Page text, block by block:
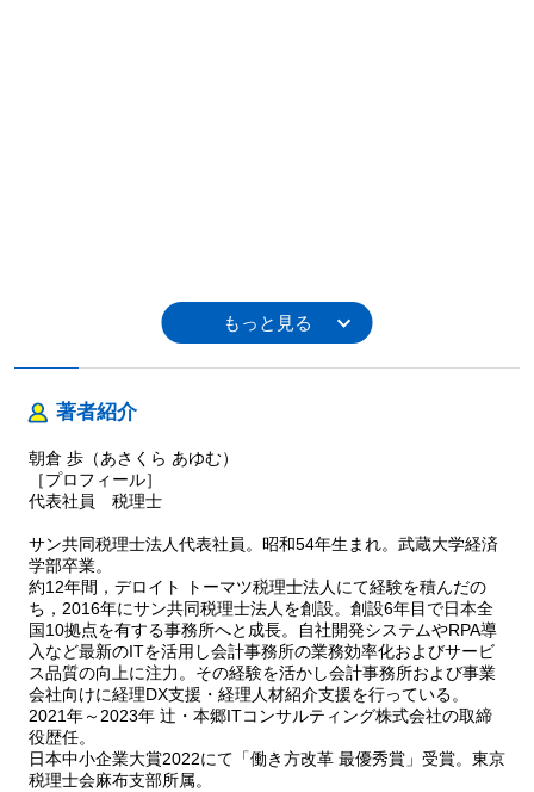
著者紹介
朝倉 歩（あさくら あゆむ）
［プロフィール］
代表社員 税理士
サン共同税理士法人代表社員。昭和54年生まれ。武蔵大学経済
学部卒業。
約12年間，デロイト トーマツ税理士法人にて経験を積んだの
ち，2016年にサン共同税理士法人を創設。創設6年目で日本全
国10拠点を有する事務所へと成長。自社開発システムやRPA導
入など最新のITを活用し会計事務所の業務効率化およびサービ
ス品質の向上に注力。その経験を活かし会計事務所および事業
会社向けに経理DX支援・経理人材紹介支援を行っている。
2021年～2023年 辻・本郷ITコンサルティング株式会社の取締
役歴任。
日本中小企業大賞2022にて「働き方改革 最優秀賞」受賞。東京
税理士会麻布支部所属。